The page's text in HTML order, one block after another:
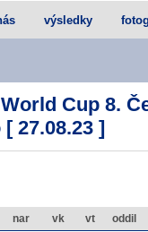
výsledky
Cup 8.
27.08.23 ]
nar vk vt
oddil